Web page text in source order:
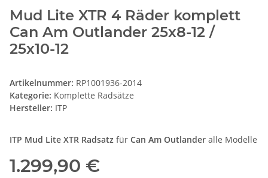
Mud Lite XTR 4 Räder komplett
Can Am Outlander 25x8-12 /
25x10-12
Artikelnummer: RP1001936-2014
Kategorie: Komplette Radsätze
Hersteller: ITP
ITP Mud Lite XTR Radsatz für Can Am Outlander alle Modelle
1.299,90 €